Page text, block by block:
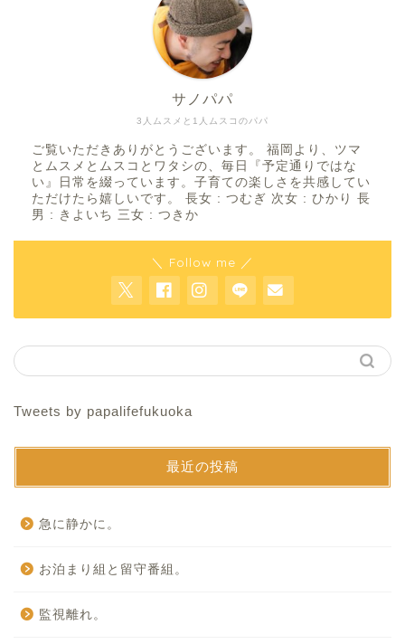
3人ムスメと1人ムスコのパパ
サノパパ
ご覧いただきありがとうございます。 福岡より、ツマ
とムスメとムスコとワタシの、毎日『予定通りではな
い』日常を綴っています。子育ての楽しさを共感してい
ただけたら嬉しいです。 長女 : つむぎ 次女 : ひかり 長
男 : きよいち 三女 : つきか
＼ Follow me ／
Tweets by papalifefukuoka
最近の投稿
急に静かに。
お泊まり組と留守番組。
監視離れ。